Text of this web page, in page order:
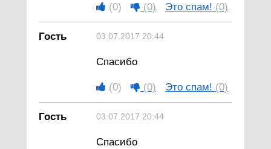
(0) (0) Это спам! (0)
Гость 03.07.2017 20:44
Спасибо
(0) (0) Это спам! (0)
Гость 03.07.2017 20:44
Спасибо